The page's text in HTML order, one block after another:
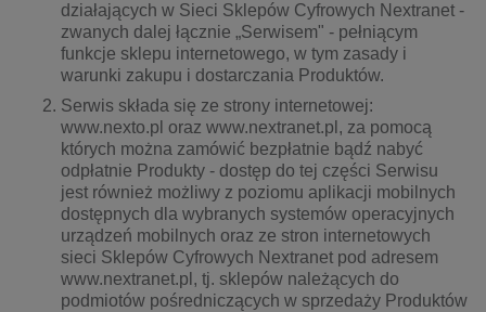
psychologiczne
inne
popularno-naukowe
historia
zdrowie
religie
działających w Sieci Sklepów Cyfrowych Nextranet -
zwanych dalej łącznie „Serwisem" - pełniącym
funkcje sklepu internetowego, w tym zasady i
warunki zakupu i dostarczania Produktów.
Serwis składa się ze strony internetowej:
www.nexto.pl oraz www.nextranet.pl, za pomocą
których można zamówić bezpłatnie bądź nabyć
odpłatnie Produkty - dostęp do tej części Serwisu
jest również możliwy z poziomu aplikacji mobilnych
dostępnych dla wybranych systemów operacyjnych
urządzeń mobilnych oraz ze stron internetowych
sieci Sklepów Cyfrowych Nextranet pod adresem
www.nextranet.pl, tj. sklepów należących do
podmiotów pośredniczących w sprzedaży Produktów